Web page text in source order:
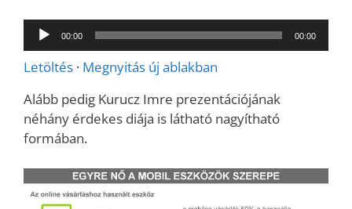
Audió
lejátszó
00:00 00:00
Letöltés · Megnyitás új ablakban
Alább pedig Kurucz Imre prezentációjának
néhány érdekes diája is látható nagyítható
formában.